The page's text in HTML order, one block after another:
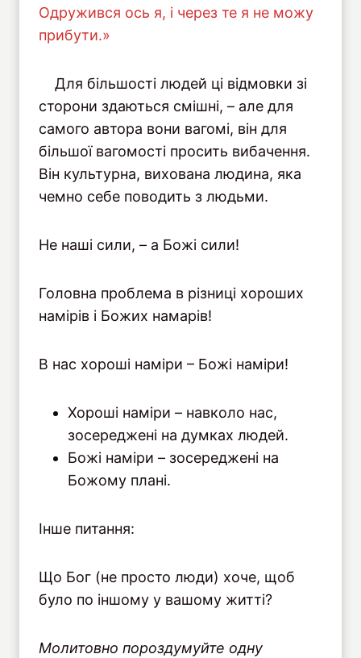
Одружився ось я, і через те я не можу
прибути.»
Для більшості людей ці відмовки зі
сторони здаються смішні, – але для
самого автора вони вагомі, він для
більшої вагомості просить вибачення.
Він культурна, вихована людина, яка
чемно себе поводить з людьми.
Не наші сили, – а Божі сили!
Головна проблема в різниці хороших
намірів і Божих намарів!
В нас хороші наміри – Божі наміри!
Хороші наміри – навколо нас,
зосереджені на думках людей.
Божі наміри – зосереджені на
Божому плані.
Інше питання:
Що Бог (не просто люди) хоче, щоб
було по іншому у вашому житті?
Молитовно пороздумуйте одну